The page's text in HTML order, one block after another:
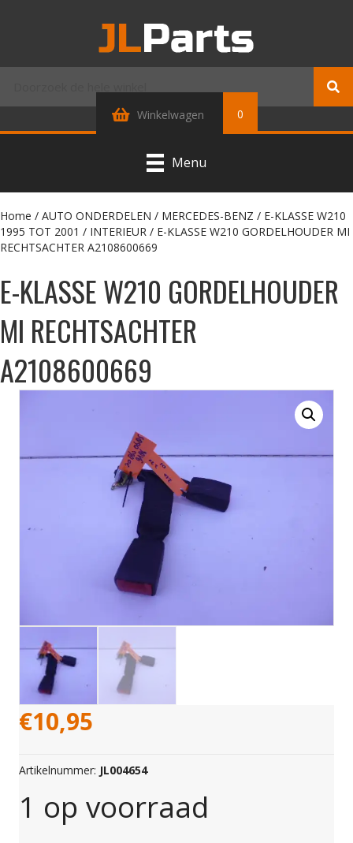
Winkelwagen 0
Menu
Home / AUTO ONDERDELEN / MERCEDES-BENZ / E-KLASSE W210
1995 TOT 2001 / INTERIEUR / E-KLASSE W210 GORDELHOUDER MI
RECHTSACHTER A2108600669
E-KLASSE W210 GORDELHOUDER
MI RECHTSACHTER
A2108600669
€10,95
Artikelnummer: JL004654
1 op voorraad